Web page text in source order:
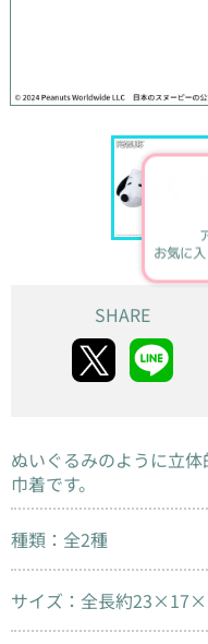
お気に
SHARE
ぬいぐるみのように立
巾着です。
種類：全2種
サイズ：全長約